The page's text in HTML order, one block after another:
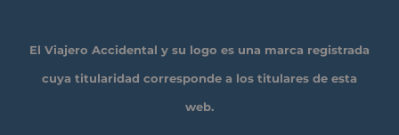
El Viajero Accidental y su logo es una marca registrada
cuya titularidad corresponde a los titulares de esta
web.